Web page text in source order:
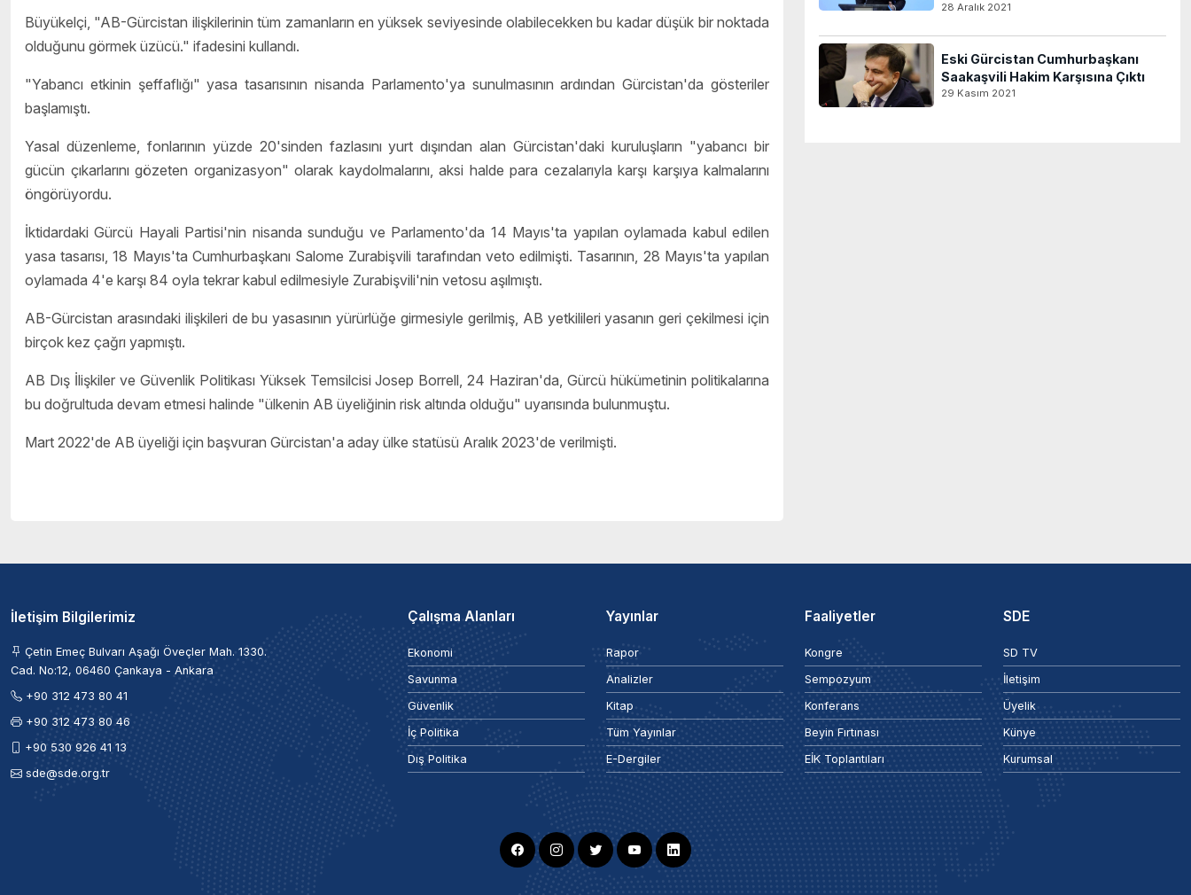
Büyükelçi, "AB-Gürcistan ilişkilerinin tüm zamanların en yüksek seviyesinde olabilecekken bu kadar düşük bir noktada
olduğunu görmek üzücü." ifadesini kullandı.
"Yabancı etkinin şeffaflığı" yasa tasarısının nisanda Parlamento'ya sunulmasının ardından Gürcistan'da gösteriler
başlamıştı.
Yasal düzenleme, fonlarının yüzde 20'sinden fazlasını yurt dışından alan Gürcistan'daki kuruluşların "yabancı bir
gücün çıkarlarını gözeten organizasyon" olarak kaydolmalarını, aksi halde para cezalarıyla karşı karşıya kalmalarını
öngörüyordu.
İktidardaki Gürcü Hayali Partisi'nin nisanda sunduğu ve Parlamento'da 14 Mayıs'ta yapılan oylamada kabul edilen
yasa tasarısı, 18 Mayıs'ta Cumhurbaşkanı Salome Zurabişvili tarafından veto edilmişti. Tasarının, 28 Mayıs'ta yapılan
oylamada 4'e karşı 84 oyla tekrar kabul edilmesiyle Zurabişvili'nin vetosu aşılmıştı.
AB-Gürcistan arasındaki ilişkileri de bu yasasının yürürlüğe girmesiyle gerilmiş, AB yetkilileri yasanın geri çekilmesi için
birçok kez çağrı yapmıştı.
AB Dış İlişkiler ve Güvenlik Politikası Yüksek Temsilcisi Josep Borrell, 24 Haziran'da, Gürcü hükümetinin politikalarına
bu doğrultuda devam etmesi halinde "ülkenin AB üyeliğinin risk altında olduğu" uyarısında bulunmuştu.
Mart 2022'de AB üyeliği için başvuran Gürcistan'a aday ülke statüsü Aralık 2023'de verilmişti.
28 Aralık 2021
Eski Gürcistan Cumhurbaşkanı
Saakaşvili Hakim Karşısına Çıktı
29 Kasım 2021
İletişim Bilgilerimiz
Çetin Emeç Bulvarı Aşağı Öveçler Mah. 1330.
Cad. No:12, 06460 Çankaya - Ankara
+90 312 473 80 41
+90 312 473 80 46
+90 530 926 41 13
sde@sde.org.tr
Çalışma Alanları
Ekonomi
Savunma
Güvenlik
İç Politika
Dış Politika
Yayınlar
Rapor
Analizler
Kitap
Tüm Yayınlar
E-Dergiler
Faaliyetler
Kongre
Sempozyum
Konferans
Beyin Fırtınası
EİK Toplantıları
SDE
SD TV
İletişim
Üyelik
Künye
Kurumsal